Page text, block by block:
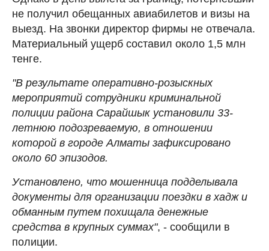
не получил обещанных авиабилетов и визы на
выезд. На звонки директор фирмы не отвечала.
Материальный ущерб составил около 1,5 млн
тенге.
"В результате оперативно-розыскных
мероприятий сотрудники криминальной
полиции района Сарайшык установили 33-
летнюю подозреваемую, в отношении
которой в городе Алматы зафиксировано
около 60 эпизодов.
Установлено, что мошенница подделывала
документы для организации поездки в хадж и
обманным путем похищала денежные
средства в крупных суммах", - сообщили в
полиции.